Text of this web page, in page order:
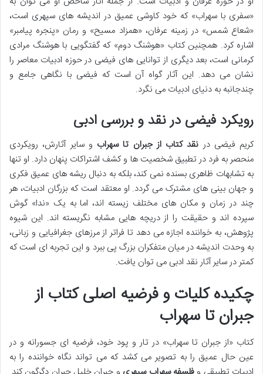
«سفری با سهراب» که خود کاوشی عمیق در اندیشه های سپهری است،
«شعاع شمس» در زمینه عرفان، «همزاد مسیح» و رمان «پنجره پیامبر»
اشاره کرد. همچنین کتاب «هوشنگ دوم» که گفتگویی با هوشنگ مرادی
کرمانی است، بعد دیگری از توانایی های فیضی در حوزه ادبیات معاصر را
نشان می دهد. این آثار گواه آن است که فیضی با نگاهی جامع و
چندجانبه به دنیای ادبیات می نگرد.
رویکرد فیضی در نقد و بررسی ادبی
کریم فیضی در نقد کتاب از جبران تا سهراب و سایر آثارش، رویکردی
منحصر به فرد در تطبیق شخصیت ها و کشف اشتراکات پنهان دارد. او تنها
به تشابهات ظاهری بسنده نمی کند، بلکه به دنبال ریشه های عمیق فکری
و جهان بینی های مشترک می گردد. او معتقد است که بزرگان ادبیات، هر
چند در زمان و مکان های مختلف زیسته اند، اما به یک «ندا» گوش
سپرده اند و حقیقت را از دریچه هایی مشابه نگریسته اند. این شیوه
پژوهش، به خواننده اجازه می دهد تا فراتر از مرزهای جغرافیایی و زبانی،
به وحدت اندیشه در میان متفکران بزرگ پی ببرد و این تجربه ای است که
کمتر در سایر آثار نقد ادبی می توان یافت.
چکیده کلیات و فرضیه اصلی کتاب از
جبران تا سهراب
کتاب «از جبران تا سهراب» در تار و پود خود، فرضیه ای جسورانه و در
عین حال عمیق را به تصویر می کشد که می تواند نگاه خواننده را به